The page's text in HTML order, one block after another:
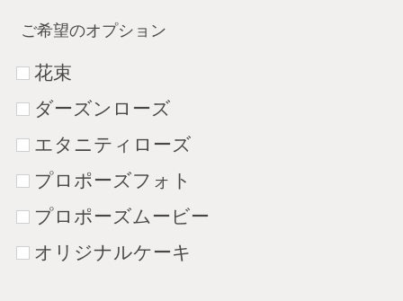
ご希望のオプション
花束
ダーズンローズ
エタニティローズ
プロポーズフォト
プロポーズムービー
オリジナルケーキ